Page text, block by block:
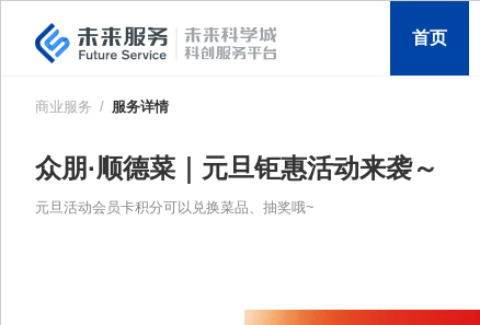
首页
商业服务 / 服务详情
众朋·顺德菜｜元旦钜惠活动来袭～
元旦活动会员卡积分可以兑换菜品、抽奖哦~